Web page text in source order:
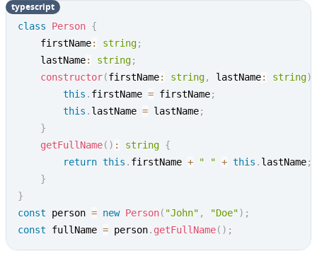
class Person {
    firstName
: string;
    lastName
: string;
constructor(firstName: string, lastName: string)
this . firstName = firstName;
this . lastName = lastName;
}
getFullName( ) : string {
return this . firstName + " " + this . lastName;
}
}
const person = new Person( "John" , "Doe") ;
const fullName = person. getFullName( ) ;
typescript